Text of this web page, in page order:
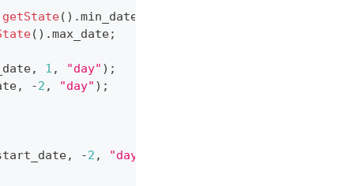
getState( ) .min_date
( ) .max_date;
, 1 , "day" ) ;
, -2 , "day" ) ;
, -2 , "day"